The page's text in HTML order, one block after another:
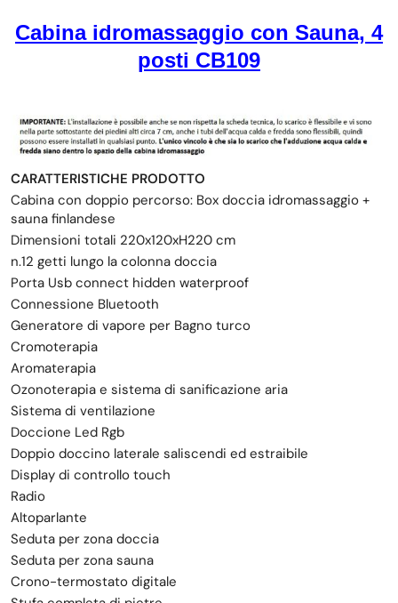
Cabina idromassaggio con Sauna, 4
posti CB109
CARATTERISTICHE PRODOTTO
Cabina con doppio percorso: Box doccia idromassaggio +
sauna finlandese
Dimensioni totali 220x120xH220 cm
n.12 getti lungo la colonna doccia
Porta Usb connect hidden waterproof
Connessione Bluetooth
Generatore di vapore per Bagno turco
Cromoterapia
Aromaterapia
Ozonoterapia e sistema di sanificazione aria
Sistema di ventilazione
Doccione Led Rgb
Doppio doccino laterale saliscendi ed estraibile
Display di controllo touch
Radio
Altoparlante
Seduta per zona doccia
Seduta per zona sauna
Crono-termostato digitale